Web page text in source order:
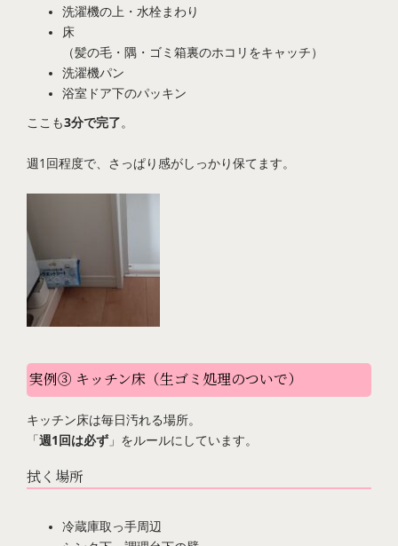
洗濯機の上・水栓まわり
床
（髪の毛・隅・ゴミ箱裏のホコリをキャッチ）
洗濯機パン
浴室ドア下のパッキン
ここも3分で完了。
週1回程度で、さっぱり感がしっかり保てます。
実例③ キッチン床（生ゴミ処理のついで）
キッチン床は毎日汚れる場所。
「週1回は必ず 」をルールにしています。
拭く場所
冷蔵庫取っ手周辺